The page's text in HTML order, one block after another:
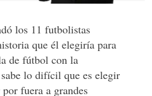
los 11 futbolistas
que él elegiría para
de fútbol con la
lo difícil que es elegir
fuera a grandes